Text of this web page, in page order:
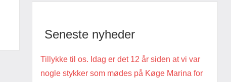
Seneste nyheder
Tillykke til os. Idag er det 12 år siden at vi var
nogle stykker som mødes på Køge Marina for